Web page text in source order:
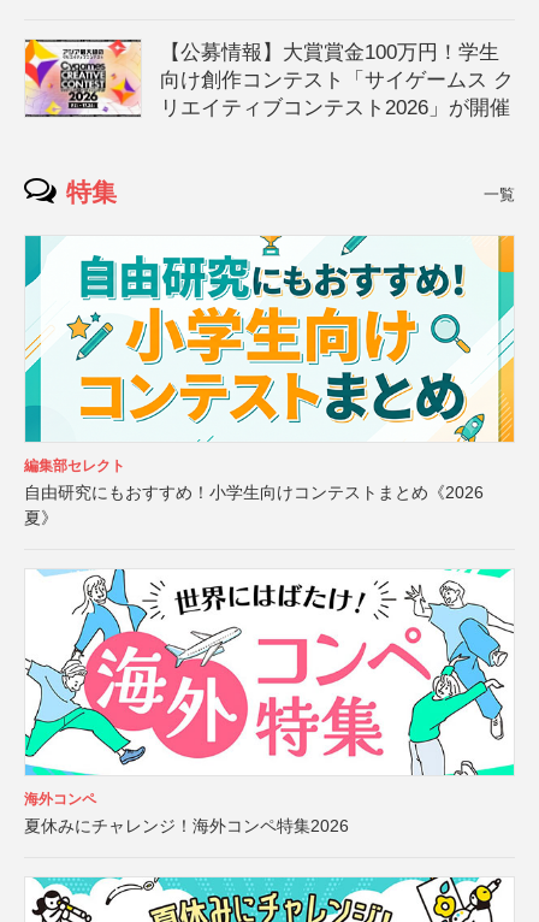
【公募情報】大賞賞金100万円！学生
向け創作コンテスト「サイゲームス ク
リエイティブコンテスト2026」が開催
特集 一覧
編集部セレクト
自由研究にもおすすめ！小学生向けコンテストまとめ《2026
夏》
海外コンペ
夏休みにチャレンジ！海外コンペ特集2026